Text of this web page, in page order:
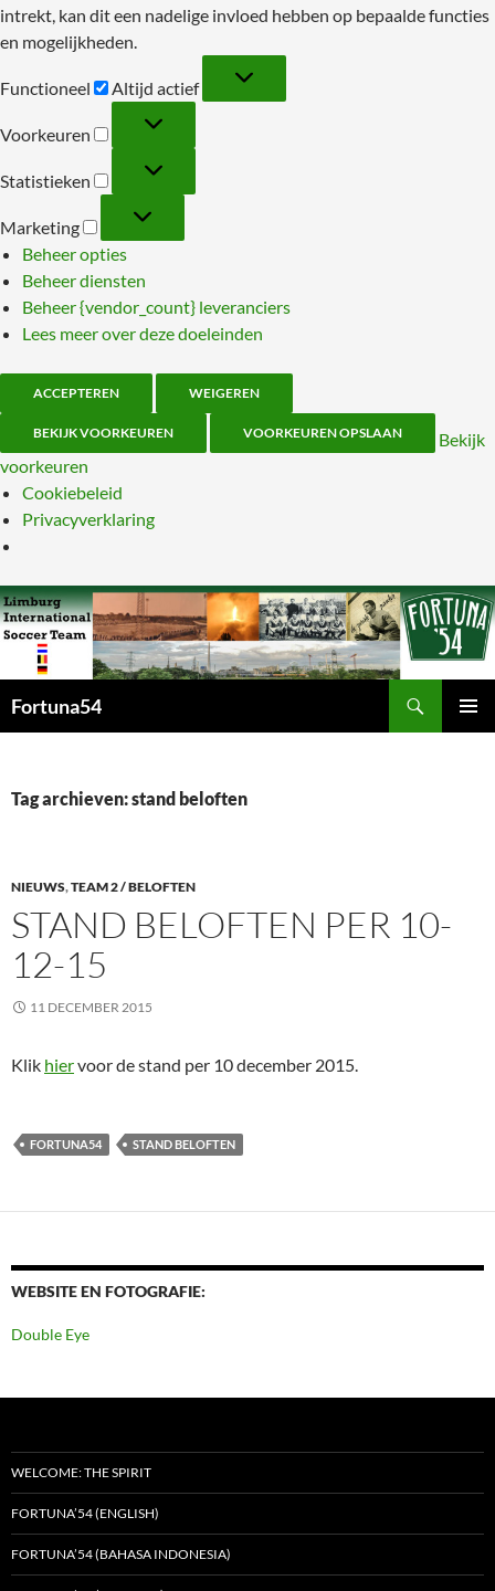
intrekt, kan dit een nadelige invloed hebben op bepaalde functies
en mogelijkheden.
Functioneel
Altijd actief
Voorkeuren
Statistieken
Marketing
Beheer opties
Beheer diensten
Beheer {vendor_count} leveranciers
Lees meer over deze doeleinden
ACCEPTEREN WEIGEREN
BEKIJK VOORKEUREN VOORKEUREN OPSLAAN
Bekijk
voorkeuren
Cookiebeleid
Privacyverklaring
Fortuna54
INHOUD
Tag archieven: stand beloften
NIEUWS,TEAM 2 / BELOFTEN
STAND BELOFTEN PER 10-
12-15
11 DECEMBER 2015
Klik hiervoor de stand per 10 december 2015.
FORTUNA54 STAND BELOFTEN
WEBSITE EN FOTOGRAFIE:
Double Eye
WELCOME: THE SPIRIT
FORTUNA’54 (ENGLISH)
FORTUNA’54 (BAHASA INDONESIA)